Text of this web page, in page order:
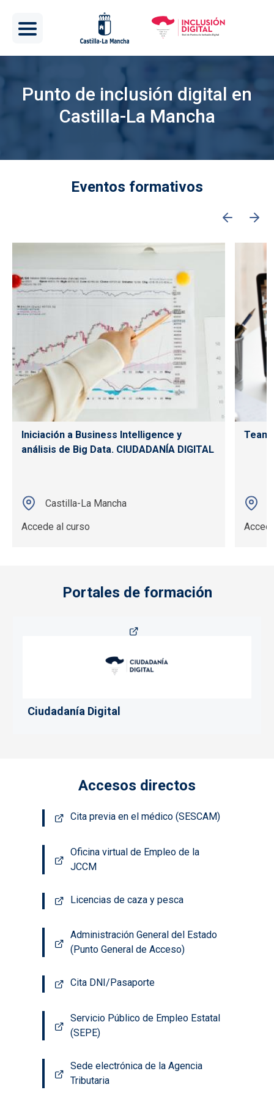
Punto de inclusión digital en
Castilla-La Mancha
Eventos formativos
Iniciación a Business Intelligence y
análisis de Big Data. CIUDADANÍA DIGITAL
Castilla-La Mancha
Accede al curso
Portales de formación
Ciudadanía Digital
Accesos directos
Cita previa en el médico (SESCAM)
Oficina virtual de Empleo de la
JCCM
Licencias de caza y pesca
Administración General del Estado
(Punto General de Acceso)
Cita DNI/Pasaporte
Servicio Público de Empleo Estatal
(SEPE)
Sede electrónica de la Agencia
Tributaria